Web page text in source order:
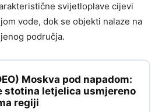
svijetloplave cijevi
vode, dok se objekti nalaze na
područja.
Moskva pod napadom:
stotina letjelica usmjereno
regiji